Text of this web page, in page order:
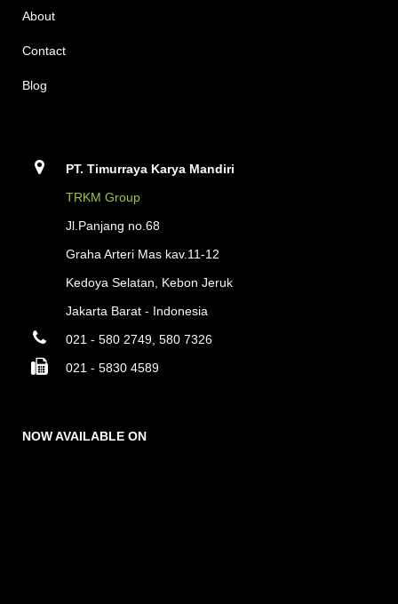
About
Contact
Blog
PT. Timurraya Karya Mandiri
TRKM Group
Jl.Panjang no.68
Graha Arteri Mas kav.11-12
Kedoya Selatan, Kebon Jeruk
Jakarta Barat - Indonesia
021 - 580 2749, 580 7326
021 - 5830 4589
NOW AVAILABLE ON